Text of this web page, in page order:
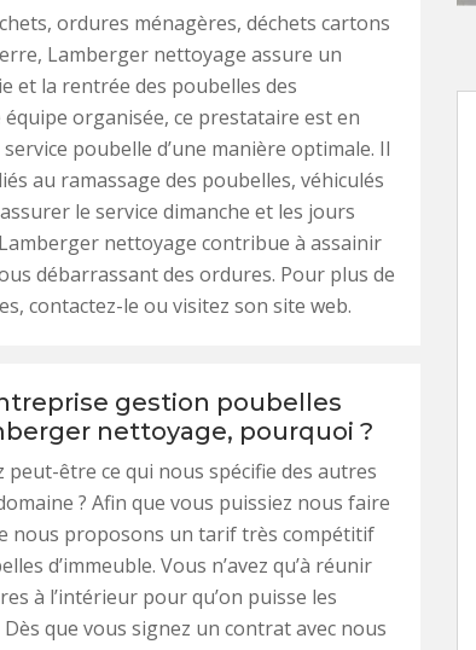
ordures ménagères, déchets cartons
Lamberger nettoyage assure un
et la rentrée des poubelles des
équipe organisée, ce prestataire est en
poubelle d’une manière optimale. Il
au ramassage des poubelles, véhiculés
le service dimanche et les jours
nettoyage contribue à assainir
débarrassant des ordures. Pour plus de
contactez-le ou visitez son site web.
gestion poubelles
nettoyage, pourquoi ?
peut-être ce qui nous spécifie des autres
? Afin que vous puissiez nous faire
nous proposons un tarif très compétitif
d’immeuble. Vous n’avez qu’à réunir
à l’intérieur pour qu’on puisse les
que vous signez un contrat avec nous